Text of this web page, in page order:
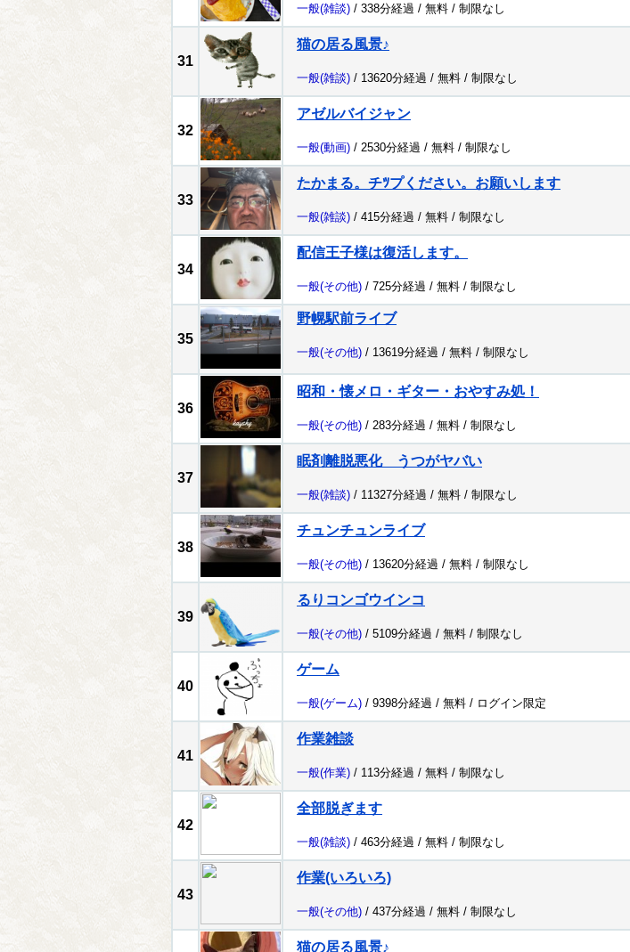
一般(雑談) / 338分経過 / 無料 / 制限なし
31
猫の居る風景♪
一般(雑談) / 13620分経過 / 無料 / 制限なし
32
アゼルバイジャン
一般(動画) / 2530分経過 / 無料 / 制限なし
33
たかまる。チﾂプください。お願いします
一般(雑談) / 415分経過 / 無料 / 制限なし
34
配信王子様は復活します。
一般(その他) / 725分経過 / 無料 / 制限なし
35
野幌駅前ライブ
一般(その他) / 13619分経過 / 無料 / 制限なし
36
昭和・懐メロ・ギター・おやすみ処！
一般(その他) / 283分経過 / 無料 / 制限なし
37
眠剤離脱悪化 うつがヤバい
一般(雑談) / 11327分経過 / 無料 / 制限なし
38
チュンチュンライブ
一般(その他) / 13620分経過 / 無料 / 制限なし
39
るりコンゴウインコ
一般(その他) / 5109分経過 / 無料 / 制限なし
40
ゲーム
一般(ゲーム) / 9398分経過 / 無料 / ログイン限定
41
作業雑談
一般(作業) / 113分経過 / 無料 / 制限なし
42
全部脱ぎます
一般(雑談) / 463分経過 / 無料 / 制限なし
43
作業(いろいろ)
一般(その他) / 437分経過 / 無料 / 制限なし
猫の居る風景♪